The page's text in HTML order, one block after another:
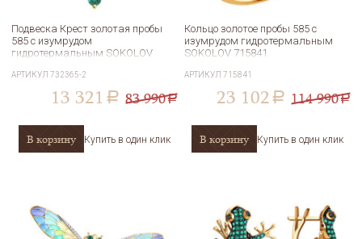
Подвеска Крест золотая пробы
585 с изумрудом
гидротермальным SOKOLOV
АРТИКУЛ732365-2
13 321 a 83 990a
В корзину Купить в один клик
Кольцо золотое пробы 585 с
изумрудом гидротермальным
SOKOLOV 715841
АРТИКУЛ715841
23 102 a 114 990a
В корзину Купить в один клик